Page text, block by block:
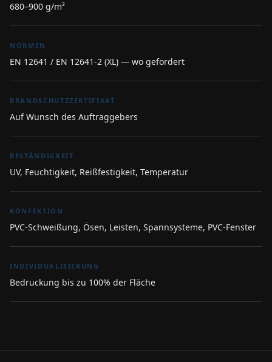
680–900 g/m²
NORMEN
EN 12641 / EN 12641-2 (XL) — wo gefordert
BRANDSCHUTZZERTIFIKAT
Auf Wunsch des Auftraggebers
BESTÄNDIGKEIT
UV, Feuchtigkeit, Reißfestigkeit, Temperatur
KONFEKTION
PVC-Schweißung, Ösen, Leisten, Spannsysteme, PVC-Fenster
INDIVIDUALISIERUNG
Bedruckung bis zu 100% der Fläche